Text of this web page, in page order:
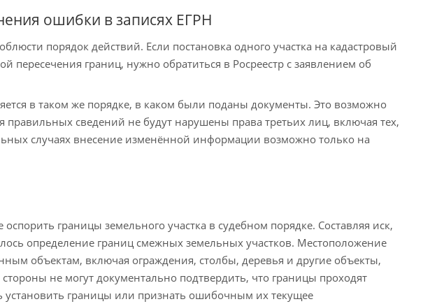
ошибки в записях ЕГРН
порядок действий. Если постановка одного участка на кадастровый
пересечения границ, нужно обратиться в Росреестр с заявлением об
в таком же порядке, в каком были поданы документы. Это возможно
правильных сведений не будут нарушены права третьих лиц, включая тех,
случаях внесение изменённой информации возможно только на
границы земельного участка в судебном порядке. Составляя иск,
определение границ смежных земельных участков. Местоположение
объектам, включая ограждения, столбы, деревья и другие объекты,
не могут документально подтвердить, что границы проходят
установить границы или признать ошибочным их текущее